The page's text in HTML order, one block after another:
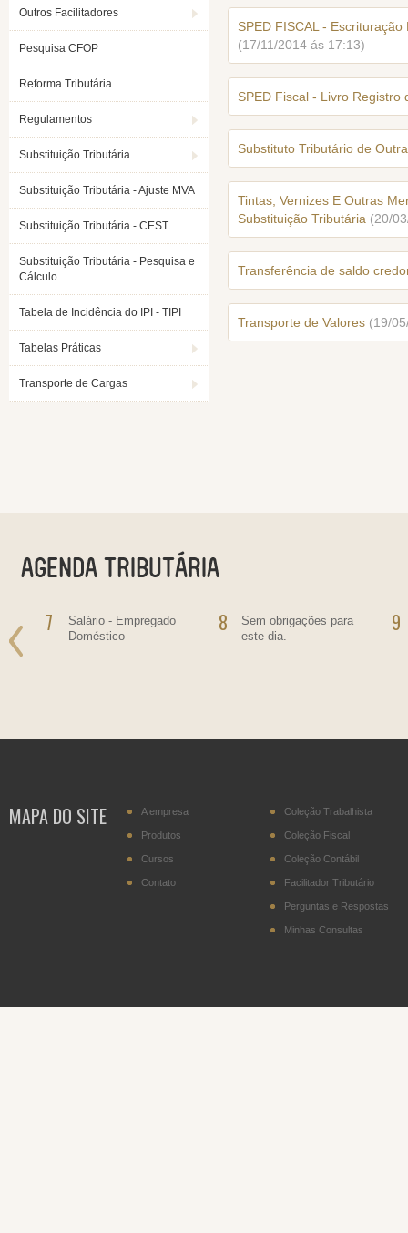
Outros Facilitadores
Pesquisa CFOP
Reforma Tributária
Regulamentos
Substituição Tributária
Substituição Tributária - Ajuste MVA
Substituição Tributária - CEST
Substituição Tributária - Pesquisa e
Cálculo
Tabela de Incidência do IPI - TIPI
Tabelas Práticas
Transporte de Cargas
SPED FISCAL -
(17/11/2014 ás 17:13)
SPED Fiscal - Livro Registro
Substituto Tributário de
Tintas, Vernizes E Outras
Substituição Tributária (20/
Transferência de saldo
Transporte de Valores (19/
7
Salário - Empregado
Doméstico
8
Sem obrigações para
este dia.
9
MAPA DO SITE A empresa
Produtos
Cursos
Contato
Coleção Trabalhista
Coleção Fiscal
Coleção Contábil
Facilitador Tributário
Perguntas e Respostas
Minhas Consultas